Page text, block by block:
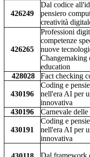
426249
Dal codice
pensiero
creatività
426265
Professioni
competenze
nuove
Changemaking
education
428028 Fact checking
430196
Coding e
nell'era AI per
innovativa
430196 Carnevale
430191
Coding e
nell'era AI per
innovativa